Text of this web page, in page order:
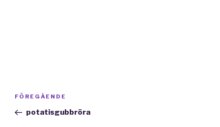
Inläggsnavigering
Föregående
inlägg
FÖREGÅENDE
potatisgubbröra